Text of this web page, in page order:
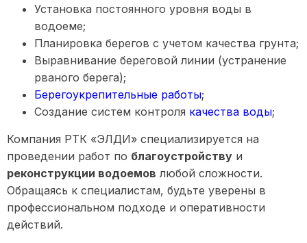
Установка постоянного уровня воды в
водоеме;
Планировка берегов с учетом качества грунта;
Выравнивание береговой линии (устранение
рваного берега);
Берегоукрепительные работы;
Создание систем контроля качества воды;
Компания РТК «ЭЛДИ» специализируется на
проведении работ по благоустройству и
реконструкции водоемов любой сложности.
Обращаясь к специалистам, будьте уверены в
профессиональном подходе и оперативности
действий.